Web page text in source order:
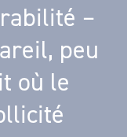
–
peu
où le